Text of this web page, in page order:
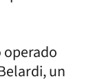
operado
un